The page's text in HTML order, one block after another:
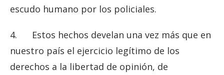
escudo humano por los policiales.
4. Estos hechos develan una vez más que en
nuestro país el ejercicio legítimo de los
derechos a la libertad de opinión, de